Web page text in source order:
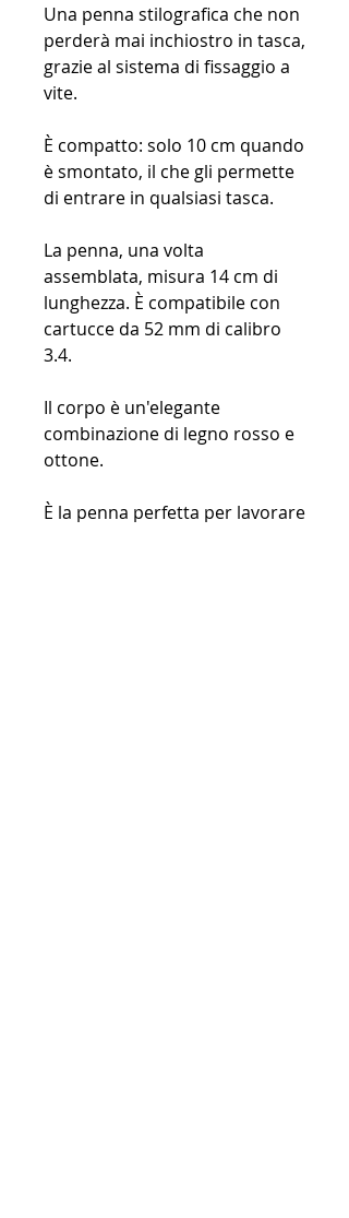
Una penna stilografica che non
perderà mai inchiostro in tasca,
grazie al sistema di fissaggio a
vite.
È compatto: solo 10 cm quando
è smontato, il che gli permette
di entrare in qualsiasi tasca.
La penna, una volta
assemblata, misura 14 cm di
lunghezza. È compatibile con
cartucce da 52 mm di calibro
3.4.
Il corpo è un'elegante
combinazione di legno rosso e
ottone.
È la penna perfetta per lavorare